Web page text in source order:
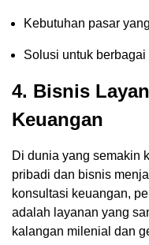
Kebutuhan pasar
Solusi untuk
4. Bisnis
Keuangan
Di dunia yang semakin
pribadi dan bisnis
konsultasi keuangan,
adalah layanan yang
kalangan milenial dan